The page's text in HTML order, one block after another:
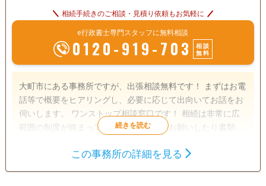
相続手続きのご相談・見積り依頼もお気軽に
e行政書士専門スタッフに無料相談
0120-919-703
相談
無料
大町市にある事務所ですが、出張相談無料です！ まずはお電
話等で概要をヒアリングし、必要に応じて出向いてお話をお
伺いします。 ワンストップ相談窓口です！ 相続は非常に広
範囲の制度が絡まっていて、あちこちにお願いしたり書類を
す。 そこで当事務所では、各士業と連携し、当事務所が窓口
遺産分割
この事務所の詳細を見る